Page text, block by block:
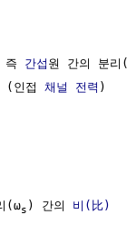
즉 간섭 원 간의 분리
인접 채널 전력 )
(ωs ) 간의 비(比)